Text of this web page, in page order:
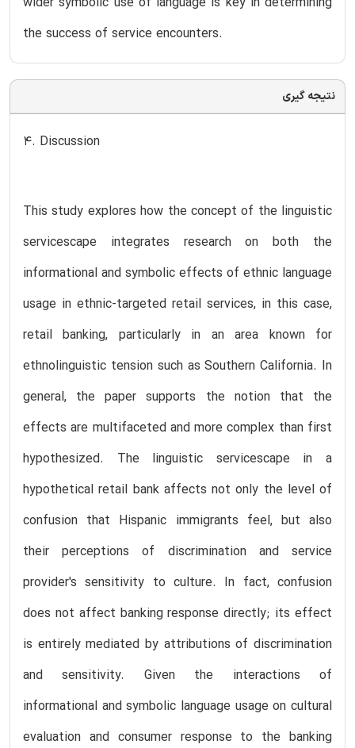
the success of service encounters.
نتیجه گیری
4. Discussion
This study explores how the concept of the linguistic
servicescape integrates research on both the
informational and symbolic effects of ethnic language
usage in ethnic-targeted retail services, in this case,
retail banking, particularly in an area known for
ethnolinguistic tension such as Southern California. In
general, the paper supports the notion that the
effects are multifaceted and more complex than first
hypothesized. The linguistic servicescape in a
hypothetical retail bank affects not only the level of
confusion that Hispanic immigrants feel, but also
their perceptions of discrimination and service
provider's sensitivity to culture. In fact, confusion
does not affect banking response directly; its effect
is entirely mediated by attributions of discrimination
and sensitivity. Given the interactions of
informational and symbolic language usage on cultural
evaluation and consumer response to the banking